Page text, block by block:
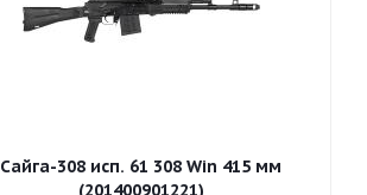
Сайга-308 исп. 61 308 Win 415 мм
(201400901221)